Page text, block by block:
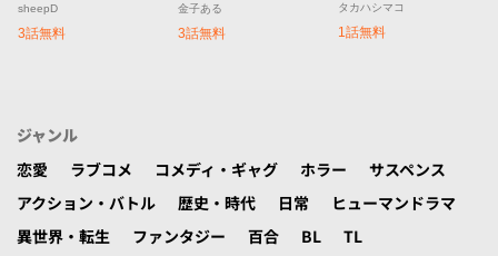
sheepD
3話無料
金子ある
3話無料
タカハシマコ
1話無料
ジャンル
恋愛
ラブコメ コメディ・ギャグ ホラー
サスペンス
アクション・バトル
歴史・時代 日常
ヒューマンドラマ
異世界・転生
ファンタジー 百合 BL
TL